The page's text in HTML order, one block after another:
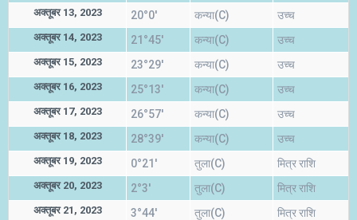
अक्तूबर 13, 2023 20°0' कन्या(C) उच्च
अक्तूबर 14, 2023 21°45' कन्या(C) उच्च
अक्तूबर 15, 2023 23°29' कन्या(C) उच्च
अक्तूबर 16, 2023 25°13' कन्या(C) उच्च
अक्तूबर 17, 2023 26°57' कन्या(C) उच्च
अक्तूबर 18, 2023 28°39' कन्या(C) उच्च
अक्तूबर 19, 2023 0°21' तुला(C) मित्र राशि
अक्तूबर 20, 2023 2°3' तुला(C) मित्र राशि
अक्तूबर 21, 2023 3°44' तुला(C) मित्र राशि